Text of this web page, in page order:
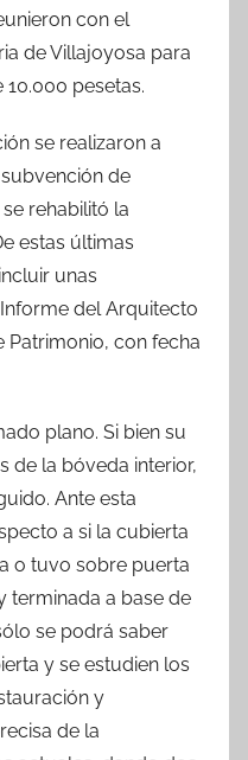
con el
de Villajoyosa para
pesetas.
se realizaron a
de
rehabilitó la
estas últimas
unas
del Arquitecto
Patrimonio, con fecha
plano. Si bien su
de la bóveda interior,
Ante esta
a si la cubierta
o tuvo sobre puerta
terminada a base de
se podrá saber
y se estudien los
y
de la